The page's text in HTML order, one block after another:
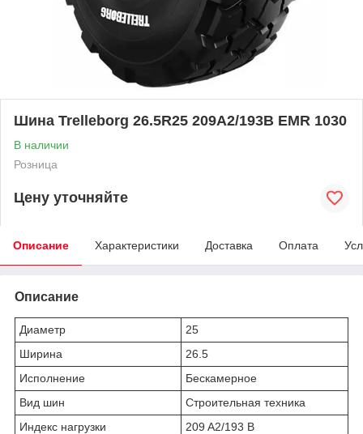
Шина Trelleborg 26.5R25 209A2/193B EMR 1030
В наличии
Розница
Цену уточняйте
Описание Характеристики Доставка Оплата
Описание
Диаметр
25
Ширина
26.5
Исполнение
Бескамерное
Вид шин
Строительная техника
Индекс нагрузки
209 A2/193 B